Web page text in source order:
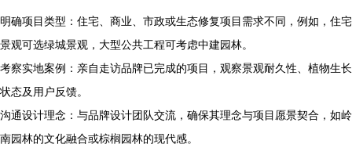
明确项目类型：住宅、商业、市政或生态修复项目需求不同，例如，住宅
景观可选绿城景观，大型公共工程可考虑中建园林。
考察实地案例：亲自走访品牌已完成的项目，观察景观耐久性、植物生长
状态及用户反馈。
沟通设计理念：与品牌设计团队交流，确保其理念与项目愿景契合，如岭
南园林的文化融合或棕榈园林的现代感。